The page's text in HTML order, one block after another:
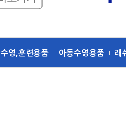
수영,훈련용품 아동수영용품 래